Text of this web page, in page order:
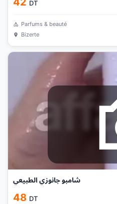
DT
Parfums & beauté
Bizerte
شامبو جانوزي الطبيعي
48 DT